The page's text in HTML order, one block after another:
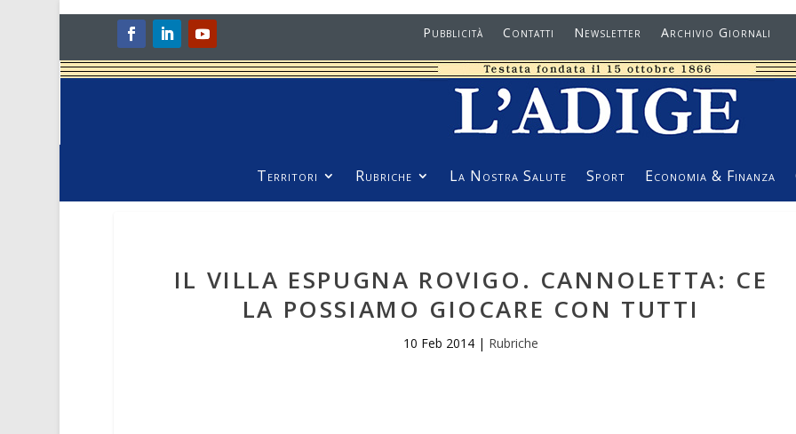
Pubblicità Contatti Newsletter Archivio Giornali
Territori Rubriche La Nostra Salute Sport Economia & Finanza
IL VILLA ESPUGNA ROVIGO. CANNOLETTA: CE
LA POSSIAMO GIOCARE CON TUTTI
10 Feb 2014| Rubriche